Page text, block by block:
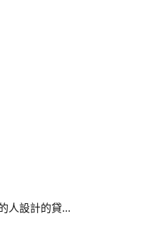
人設計的貸...